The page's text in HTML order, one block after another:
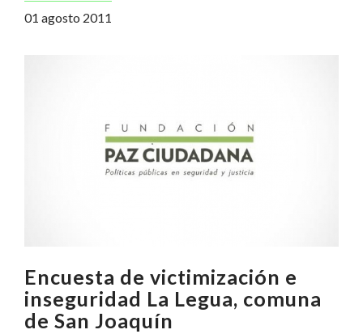
01 agosto 2011
Encuesta de victimización e
inseguridad La Legua, comuna
de San Joaquín